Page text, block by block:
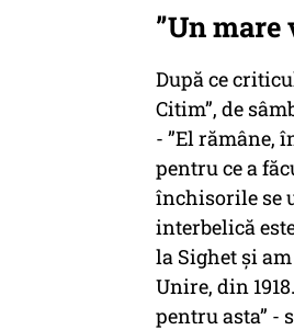
”Un mare
După ce
Citim”, de
- ”El rămâne,
pentru ce a
închisorile se
interbelică
la Sighet și
Unire, din
pentru asta” -